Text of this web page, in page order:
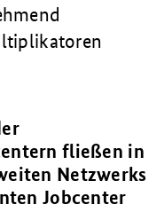
fließen in
Netzwerks
Jobcenter